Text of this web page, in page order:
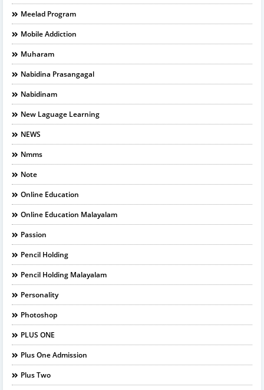
Meelad Program
Mobile Addiction
Muharam
Nabidina Prasangagal
Nabidinam
New Laguage Learning
NEWS
Nmms
Note
Online Education
Online Education Malayalam
Passion
Pencil Holding
Pencil Holding Malayalam
Personality
Photoshop
PLUS ONE
Plus One Admission
Plus Two